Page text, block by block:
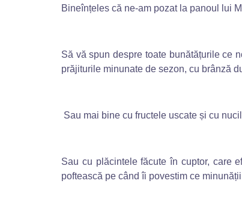
Bineînțeles că ne-am pozat la panoul lui
Să vă spun despre toate bunătățurile ce
prăjiturile minunate de sezon, cu brânză
Sau mai bine cu fructele uscate și cu
Sau cu plăcintele făcute în cuptor, care
poftească pe când îi povestim ce